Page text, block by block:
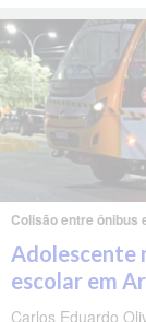
Colisão entre ônibus
Adolescente
escolar em
Carlos Eduardo